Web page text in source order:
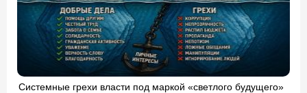
Системные грехи власти под маркой «светлого будущего»